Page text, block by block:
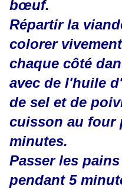
bœuf.
Répartir la
colorer
chaque côté
avec de l'huile
de sel et de
cuisson au four
minutes.
Passer les
pendant 5